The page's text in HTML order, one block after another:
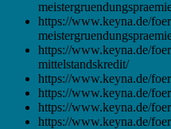
https://www.keyna.de/
https://www.keyna.de/
mittelstandskredit/
https://www.keyna.de/
https://www.keyna.de/
https://www.keyna.de/
https://www.keyna.de/